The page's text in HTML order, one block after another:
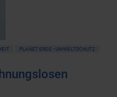
PLANET ERDE • UMWELTSCHUTZ